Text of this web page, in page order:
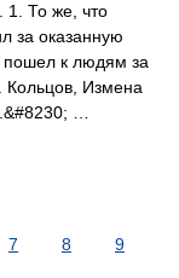
1. То же, что
за оказанную
пошел к людям за
Измена
…
7 8
9